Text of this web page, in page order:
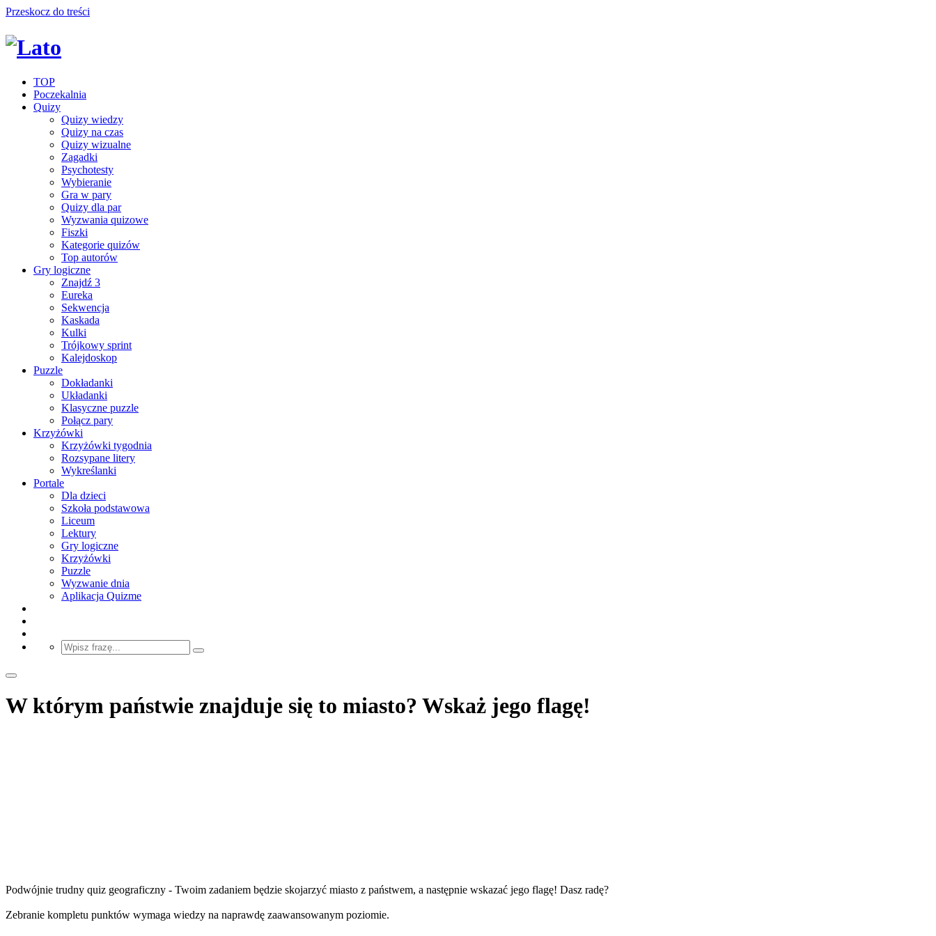
Przeskocz do treści
TOP
Poczekalnia
Quizy
Quizy wiedzy
Quizy na czas
Quizy wizualne
Zagadki
Psychotesty
Wybieranie
Gra w pary
Quizy dla par
Wyzwania quizowe
Fiszki
Kategorie quizów
Top autorów
Gry logiczne
Znajdź 3
Eureka
Sekwencja
Kaskada
Kulki
Trójkowy sprint
Kalejdoskop
Puzzle
Dokładanki
Układanki
Klasyczne puzzle
Połącz pary
Krzyżówki
Krzyżówki tygodnia
Rozsypane litery
Wykreślanki
Portale
Dla dzieci
Szkoła podstawowa
Liceum
Lektury
Gry logiczne
Krzyżówki
Puzzle
Wyzwanie dnia
Aplikacja Quizme
W którym państwie znajduje się to miasto? Wskaż jego flagę!
Podwójnie trudny quiz geograficzny - Twoim zadaniem będzie skojarzyć miasto z państwem, a następnie wskazać jego flagę! Dasz radę?
Zebranie kompletu punktów wymaga wiedzy na naprawdę zaawansowanym poziomie.